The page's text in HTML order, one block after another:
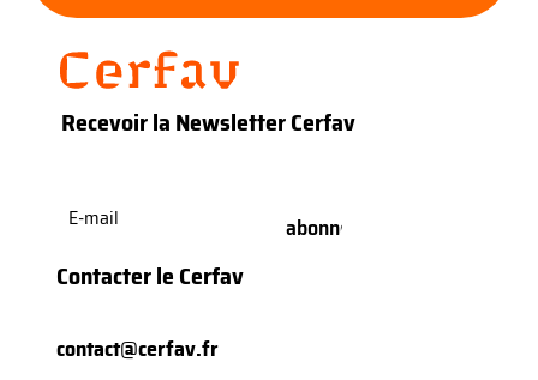
Recevoir la Newsletter Cerfav
mail(Nécessaire)
Contacter le Cerfav
contact@cerfav.fr